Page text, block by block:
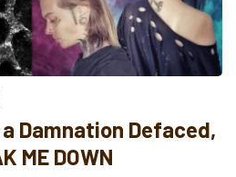
Damnation Defaced,
ME DOWN